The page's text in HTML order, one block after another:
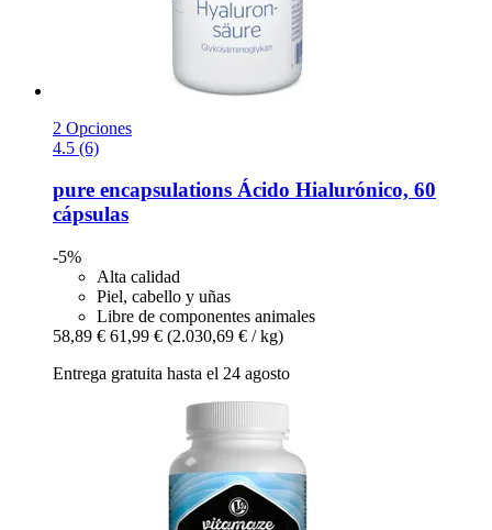
2 Opciones
4.5 (6)
pure encapsulations Ácido Hialurónico, 60
cápsulas
-5%
Alta calidad
Piel, cabello y uñas
Libre de componentes animales
58,89 € 61,99 € (2.030,69 € / kg)
Entrega gratuita hasta el 24 agosto